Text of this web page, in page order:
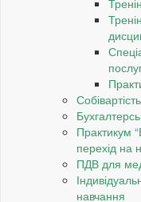
Практикум
перехід на
ПДВ для
навчання